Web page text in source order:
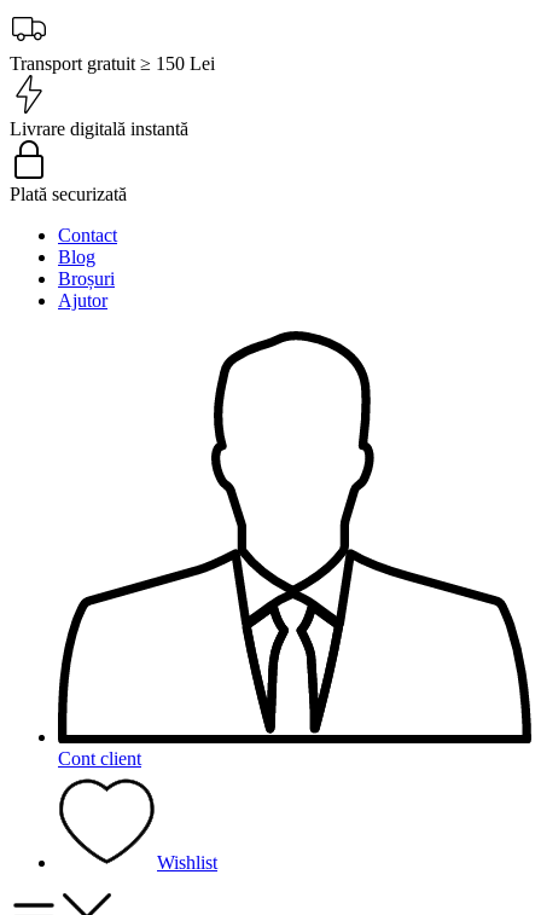
Transport gratuit ≥ 150 Lei
Livrare digitală instantă
Plată securizată
Contact
Blog
Broșuri
Ajutor
Cont client
Wishlist